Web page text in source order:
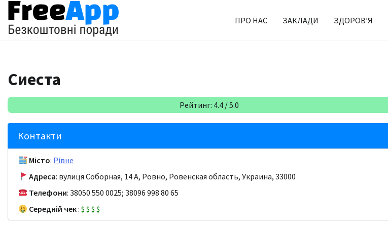
Перейти
до
вмісту
ПРО НАС ЗАКЛАДИ ЗДОРОВ’Я
Сиеста
Рейтинг: 4.4 / 5.0
Контакти
Місто: Рівне
Адреса: вулиця Соборная, 14 А, Ровно, Ровенская область, Украина, 33000
Телефони: 38050 550 0025; 38096 998 80 65
Середній чек:$ $ $ $